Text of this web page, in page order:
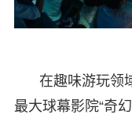
在趣味游玩领
最大球幕影院“奇